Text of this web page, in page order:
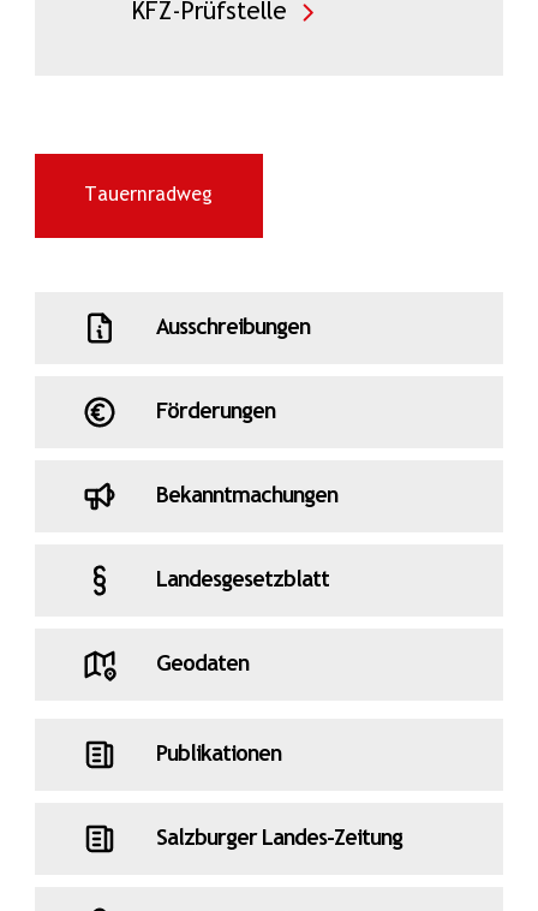
KFZ-Prüfstelle
Tauernradweg
Ausschreibungen
Förderungen
Bekanntmachungen
Landesgesetzblatt
Geodaten
Publikationen
Salzburger Landes-Zeitung